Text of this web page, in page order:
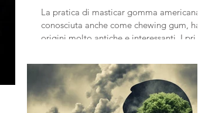
BASTONCINI DI CANNELLA!
La pratica di masticar gomma americana
conosciuta anche come chewing gum, ha
origini molto antiche e interessanti. I primi
furono le popolazioni indigene del Centro
America, come i Maya dello Yucatan, che
estraevano il lattice da alberi chiamati
Manilkara chicle , una pianta tropicale